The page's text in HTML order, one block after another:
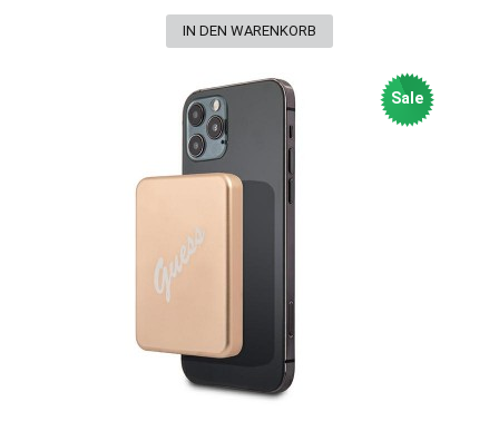
Sale